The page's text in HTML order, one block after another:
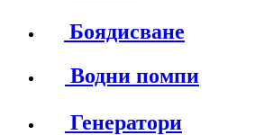
Боядисване
Водни помпи
Генератори